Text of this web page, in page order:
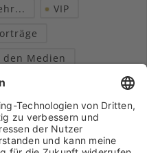
VIP
Medien